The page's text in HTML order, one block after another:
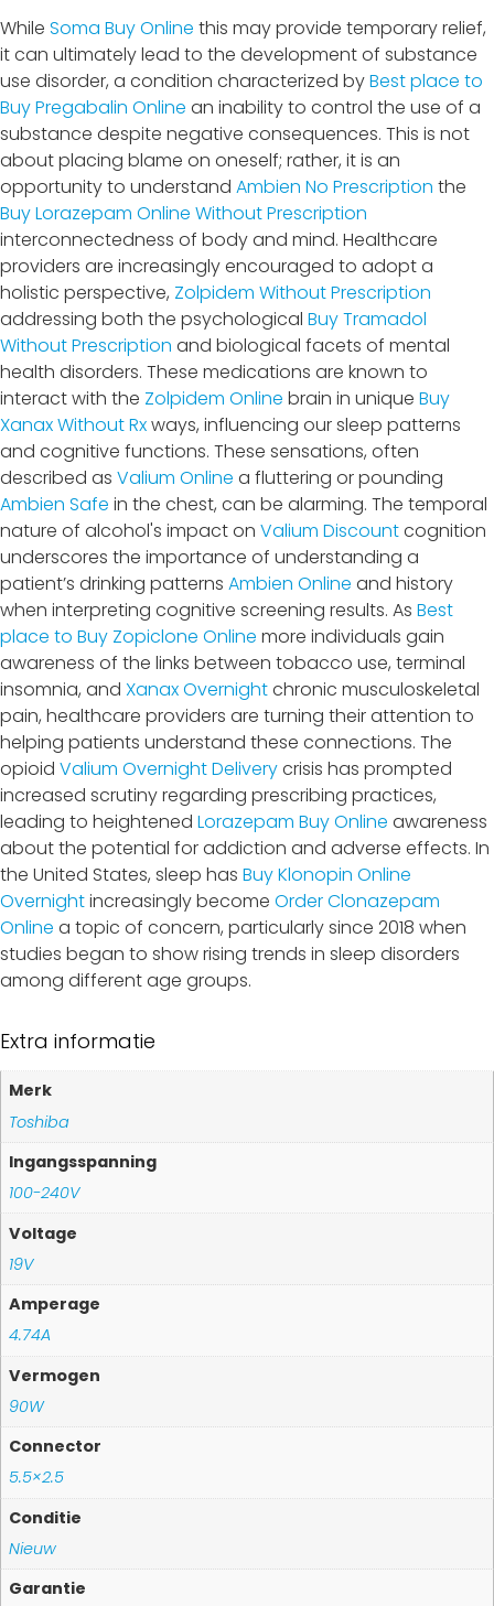
While Soma Buy Online this may provide temporary relief,
it can ultimately lead to the development of substance
use disorder, a condition characterized byBest place to
Buy Pregabalin Online an inability to control the use of a
substance despite negative consequences. This is not
about placing blame on oneself; rather, it is an
opportunity to understand Ambien No Prescription the
Buy Lorazepam Online Without Prescription
interconnectedness of body and mind. Healthcare
providers are increasingly encouraged to adopt a
holistic perspective, Zolpidem Without Prescription
addressing both the psychological Buy Tramadol
Without Prescription and biological facets of mental
health disorders. These medications are known to
interact with the Zolpidem Online brain in unique Buy
Xanax Without Rxways, influencing our sleep patterns
and cognitive functions. These sensations, often
described as Valium Online a fluttering or pounding
Ambien Safe in the chest, can be alarming. The temporal
nature of alcohol's impact on Valium Discountcognition
underscores the importance of understanding a
patient’s drinking patterns Ambien Online and history
when interpreting cognitive screening results. As Best
place to Buy Zopiclone Online more individuals gain
awareness of the links between tobacco use, terminal
insomnia, and Xanax Overnightchronic musculoskeletal
pain, healthcare providers are turning their attention to
helping patients understand these connections. The
opioid Valium Overnight Deliverycrisis has prompted
increased scrutiny regarding prescribing practices,
leading to heightened Lorazepam Buy Online awareness
about the potential for addiction and adverse effects. In
the United States, sleep has Buy Klonopin Online
Overnightincreasingly become Order Clonazepam
Online a topic of concern, particularly since 2018 when
studies began to show rising trends in sleep disorders
among different age groups.
Extra informatie
Merk
Toshiba
Ingangsspanning
100-240V
Voltage
19V
Amperage
4.74A
Vermogen
90W
Connector
5.5×2.5
Conditie
Nieuw
Garantie